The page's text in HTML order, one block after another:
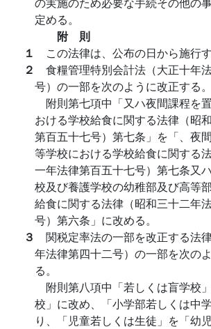
定める。
附 則
１ この法律は、公布の日から施行す
２ 食糧管理特別会計法（大正十年
号）の一部を次のように改正する。
附則第七項中「又ハ夜間課程を
おける学校給食に関する法律（昭
第百五十七号）第七条」を「、夜
等学校における学校給食に関する
一年法律第百五十七号）第七条又
校及び養護学校の幼稚部及び高等
給食に関する法律（昭和三十二年
号）第六条」に改める。
３ 関税定率法の一部を改正する法
年法律第四十二号）の一部を次の
る。
附則第八項中「若しくは盲学校
校」に改め、「小学部若しくは中
り、「児童若しくは生徒」を「幼